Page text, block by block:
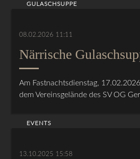
GULASCHSUPPE
08.02.2026 11:11
Närrische
Am Fastnachtsdienstag,
dem Vereinsgelände des SV OG
EVENTS
13.10.2025 15:58